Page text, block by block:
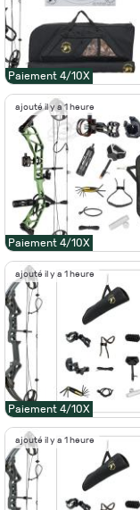
Paiement 4/10X
ajouté il y a 1 heure
Paiement 4/10X
ajouté il y a 1 heure
Paiement 4/10X
ajouté il y a 1 heure